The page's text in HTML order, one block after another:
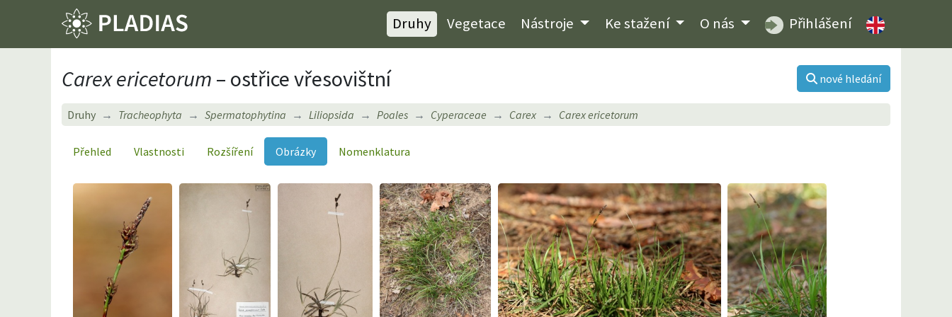
Druhy Vegetace Nástroje Ke stažení O nás Přihlášení
Carex ericetorum – ostřice vřesovištní nové hledání
Druhy Tracheophyta Spermatophytina Liliopsida Poales Cyperaceae Carex Carex ericetorum
Přehled Vlastnosti Rozšíření Obrázky Nomenklatura